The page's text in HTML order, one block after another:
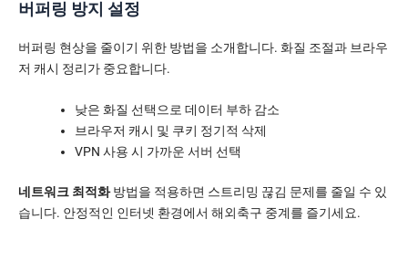
버퍼링 방지 설정
버퍼링 현상을 줄이기 위한 방법을 소개합니다. 화질 조절과 브라우
저 캐시 정리가 중요합니다.
낮은 화질 선택으로 데이터 부하 감소
브라우저 캐시 및 쿠키 정기적 삭제
VPN 사용 시 가까운 서버 선택
네트워크 최적화방법을 적용하면 스트리밍 끊김 문제를 줄일 수 있
습니다. 안정적인 인터넷 환경에서 해외축구 중계를 즐기세요.